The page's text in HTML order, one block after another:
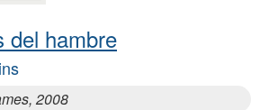
del hambre
2008